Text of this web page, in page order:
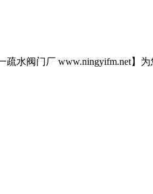
疏水阀门厂 www.ningyifm.net】